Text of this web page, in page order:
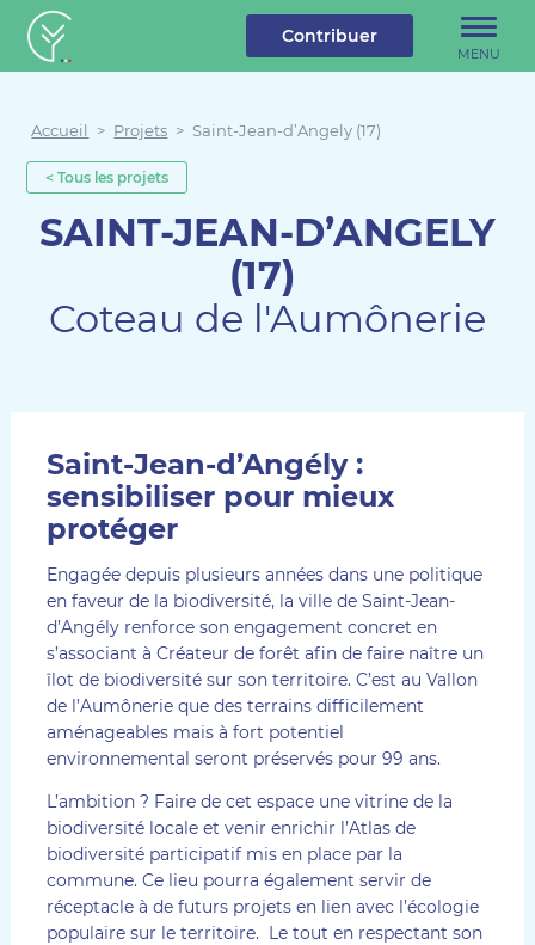
Créateur de forêt
MENU
Contribuer
Accueil > Projets > Saint-Jean-d’Angely (17)
< Tous les projets
SAINT-JEAN-D’ANGELY
(17)
Coteau de l'Aumônerie
Saint-Jean-d’Angély :
sensibiliser pour mieux
protéger
Engagée depuis plusieurs années dans une politique
en faveur de la biodiversité, la ville de Saint-Jean-
d’Angély renforce son engagement concret en
s’associant à Créateur de forêt afin de faire naître un
îlot de biodiversité sur son territoire. C’est au Vallon
de l’Aumônerie que des terrains difficilement
aménageables mais à fort potentiel
environnemental seront préservés pour 99 ans.
L’ambition ? Faire de cet espace une vitrine de la
biodiversité locale et venir enrichir l’Atlas de
biodiversité participatif mis en place par la
commune. Ce lieu pourra également servir de
réceptacle à de futurs projets en lien avec l’écologie
populaire sur le territoire. Le tout en respectant son